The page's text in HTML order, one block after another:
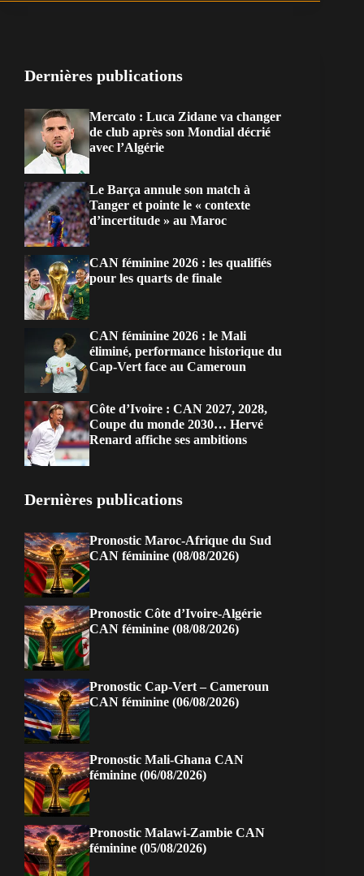
Dernières publications
Mercato : Luca Zidane va changer
de club après son Mondial décrié
avec l’Algérie
Le Barça annule son match à
Tanger et pointe le « contexte
d’incertitude » au Maroc
CAN féminine 2026 : les qualifiés
pour les quarts de finale
CAN féminine 2026 : le Mali
éliminé, performance historique du
Cap-Vert face au Cameroun
Côte d’Ivoire : CAN 2027, 2028,
Coupe du monde 2030… Hervé
Renard affiche ses ambitions
Dernières publications
Pronostic Maroc-Afrique du Sud
CAN féminine (08/08/2026)
Pronostic Côte d’Ivoire-Algérie
CAN féminine (08/08/2026)
Pronostic Cap-Vert – Cameroun
CAN féminine (06/08/2026)
Pronostic Mali-Ghana CAN
féminine (06/08/2026)
Pronostic Malawi-Zambie CAN
féminine (05/08/2026)